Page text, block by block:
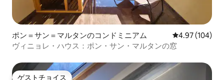
ポン＝サン＝マルタンのコンドミニアム レビュー104
4.97 (104)
ヴィニョレ・ハウス：ポン・サン・マルタンの窓
ゲストチョイス